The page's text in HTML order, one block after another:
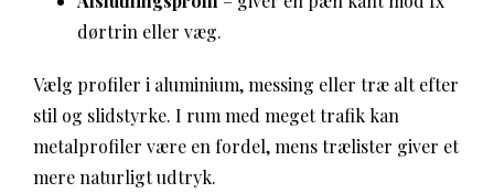
dørtrin eller væg.
Vælg profiler i aluminium, messing eller træ alt efter
stil og slidstyrke. I rum med meget trafik kan
metalprofiler være en fordel, mens trælister giver et
mere naturligt udtryk.